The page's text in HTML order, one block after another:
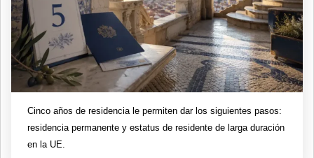
Cinco años de residencia le permiten dar los siguientes pasos:
residencia permanente y estatus de residente de larga duración
en la UE.